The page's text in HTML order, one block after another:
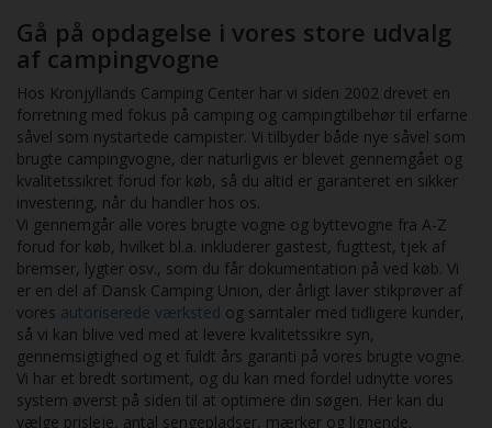
Gå på opdagelse i vores store udvalg
af campingvogne
Hos Kronjyllands Camping Center har vi siden 2002 drevet en
forretning med fokus på camping og campingtilbehør til erfarne
såvel som nystartede campister. Vi tilbyder både nye såvel som
brugte campingvogne, der naturligvis er blevet gennemgået og
kvalitetssikret forud for køb, så du altid er garanteret en sikker
investering, når du handler hos os.
Vi gennemgår alle vores brugte vogne og byttevogne fra A-Z
forud for køb, hvilket bl.a. inkluderer gastest, fugttest, tjek af
bremser, lygter osv., som du får dokumentation på ved køb. Vi
er en del af Dansk Camping Union, der årligt laver stikprøver af
vores autoriserede værksted og samtaler med tidligere kunder,
så vi kan blive ved med at levere kvalitetssikre syn,
gennemsigtighed og et fuldt års garanti på vores brugte vogne.
Vi har et bredt sortiment, og du kan med fordel udnytte vores
system øverst på siden til at optimere din søgen. Her kan du
vælge prisleje, antal sengepladser, mærker og lignende.